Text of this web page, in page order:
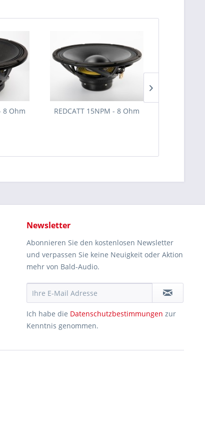
8 Ohm REDCATT 15NPM - 8 Ohm
Newsletter
Abonnieren Sie den kostenlosen Newsletter
und verpassen Sie keine Neuigkeit oder Aktion
mehr von Bald-Audio.
Ich habe die Datenschutzbestimmungen zur
Kenntnis genommen.